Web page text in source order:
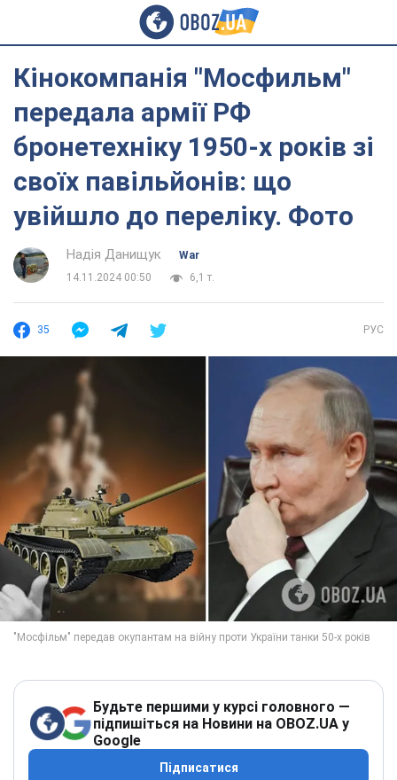
Кінокомпанія "Мосфильм"
передала армії РФ
бронетехніку 1950-х років зі
своїх павільйонів: що
увійшло до переліку. Фото
Надія Данищук
War
14.11.2024 00:50
6,1 т.
35 РУС
Будьте першими у курсі головного —
підпишіться на Новини на OBOZ.UA у
Google
Підписатися